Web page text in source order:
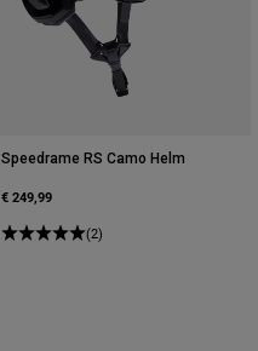
Speedrame RS Camo Helm
€ 249,99
(2)